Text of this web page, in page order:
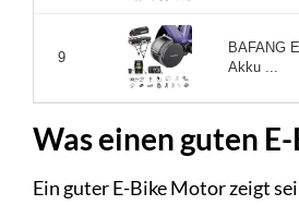
9
BAFANG
Akku ...
Was einen guten
Ein guter E-Bike Motor zeigt